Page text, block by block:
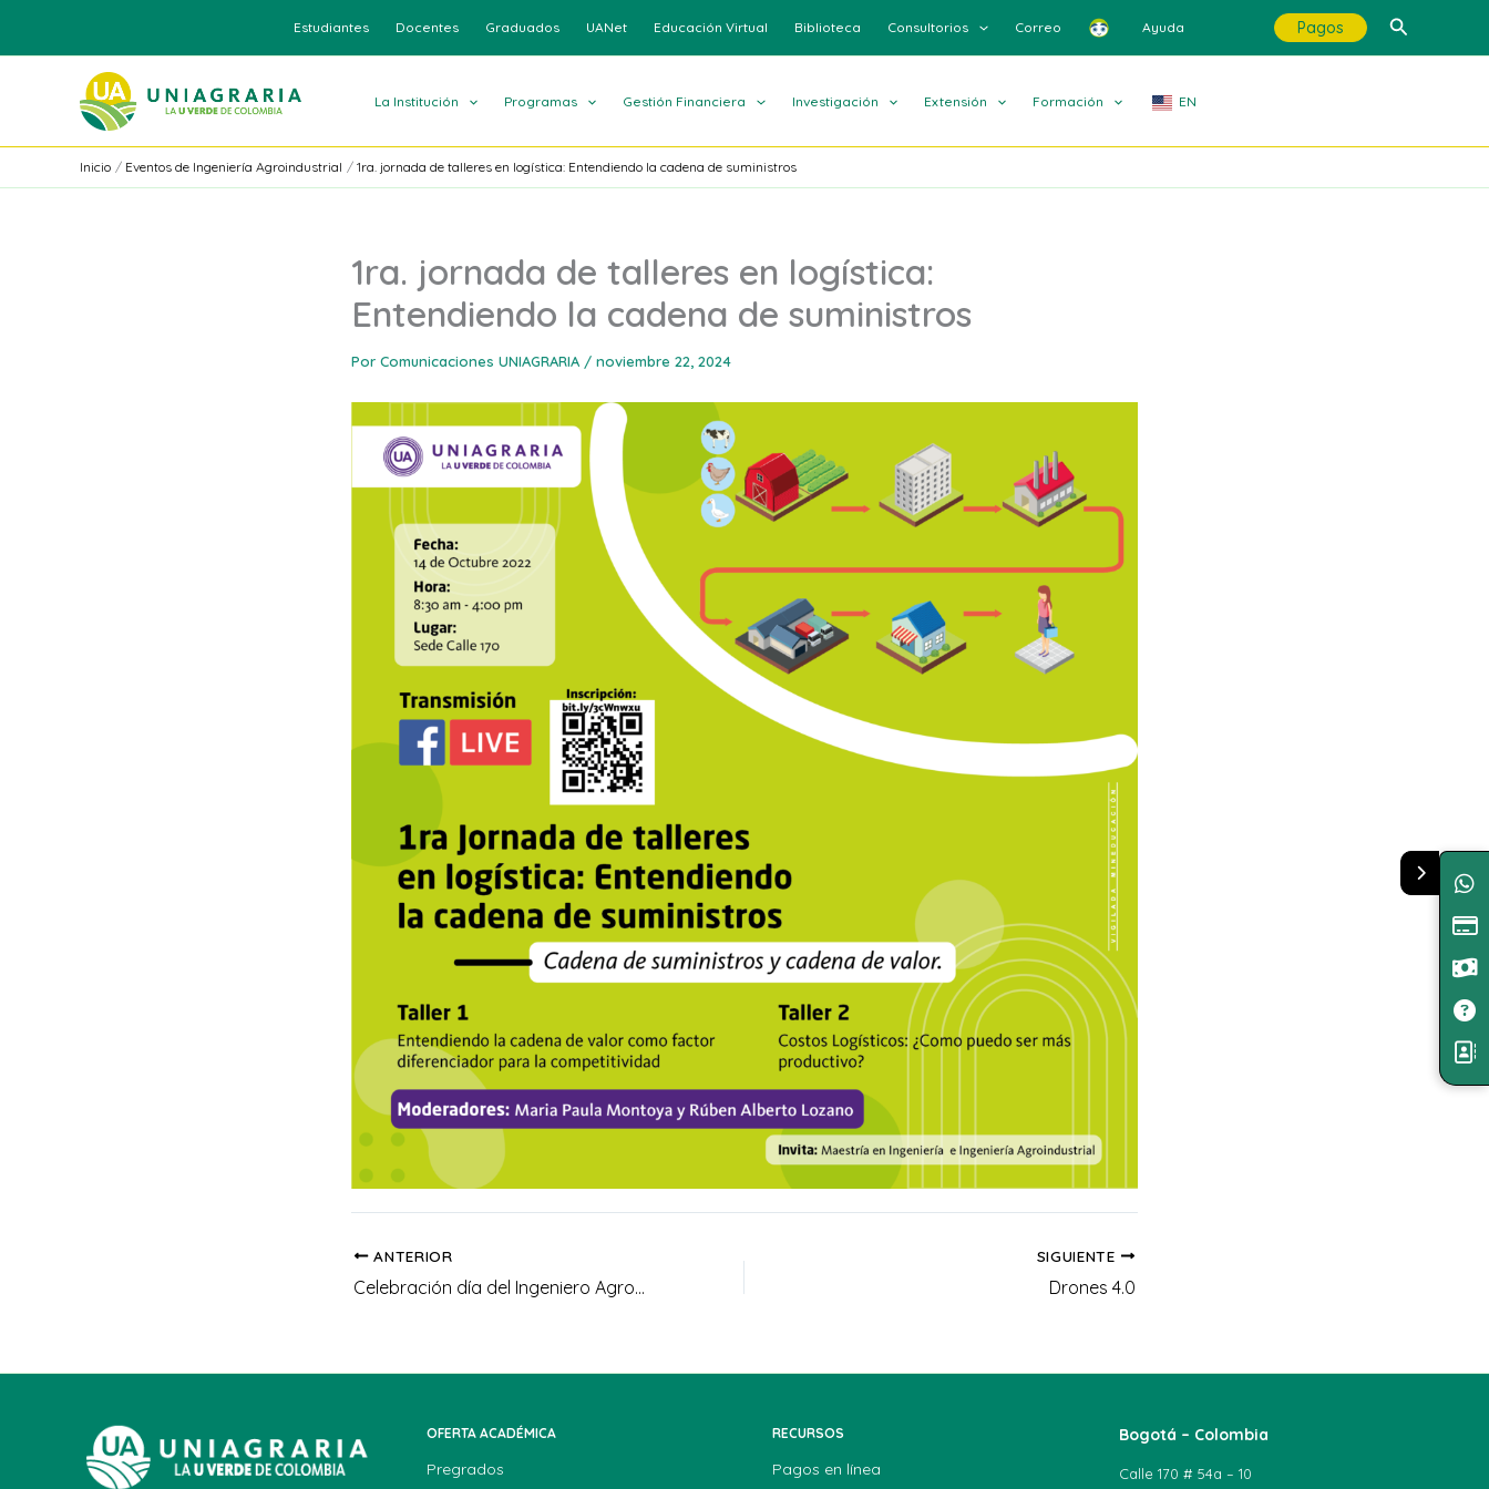
contenido
Estudiantes Docentes Graduados UANet Educación Virtual Biblioteca Consultorios Correo Ayuda Pagos Buscar
La Institución Programas Gestión Financiera Investigación Extensión Formación EN
Inicio Eventos de Ingeniería Agroindustrial 1ra. jornada de talleres en logística: Entendiendo la cadena de suministros
1ra. jornada de talleres en logística:
Entendiendo la cadena de suministros
Por Comunicaciones UNIAGRARIA / noviembre 22, 2024
ANTERIOR
Celebración día del Ingeniero Agroindustrial
SIGUIENTE
Drones 4.0
OFERTA ACADÉMICA
Pregrados
RECURSOS
Pagos en línea
Bogotá – Colombia
Calle 170 # 54a – 10